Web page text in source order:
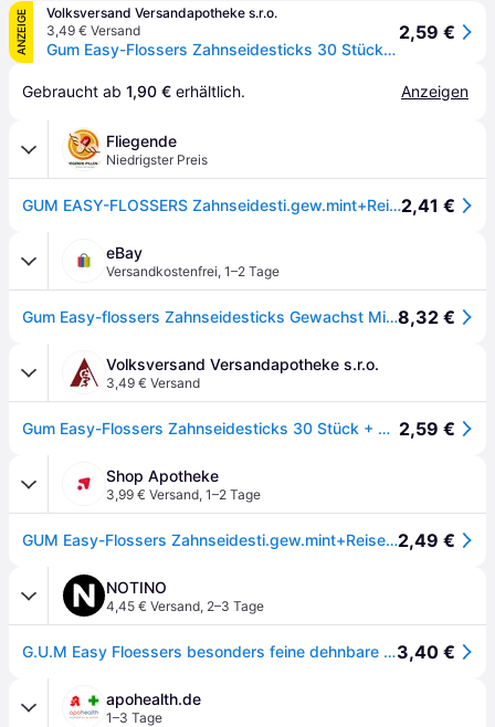
ANZEIGE
Volksversand Versandapotheke s.r.o.
3,49 € Versand
Gum Easy-Flossers Zahnseidesticks 30 Stück + Reiseetui
2,59 €
Gebraucht ab 1,90 € erhältlich. Anzeigen
Fliegende
Niedrigster Preis
GUM EASY-FLOSSERS Zahnseidesti.gew.mint+Reise-Et. 30 St.2,41 €
eBay
Versandkostenfrei, 1–2 Tage
Gum Easy-flossers Zahnseidesticks Gewachst Mint + Reise-etui · 30 St · Pzn 113478,32 €
Volksversand Versandapotheke s.r.o.
3,49 € Versand
Gum Easy-Flossers Zahnseidesticks 30 Stück + Reiseetui 2,59 €
Shop Apotheke
3,99 € Versand, 1–2 Tage
GUM Easy-Flossers Zahnseidesti.gew.mint+Reise-Et. 30 St Zahnseide2,49 €
NOTINO
4,45 € Versand, 2–3 Tage
G.U.M Easy Floessers besonders feine dehnbare Zahnseide mit Fluorid und Menthol 30 St.3,40 €
apohealth.de
1–3 Tage